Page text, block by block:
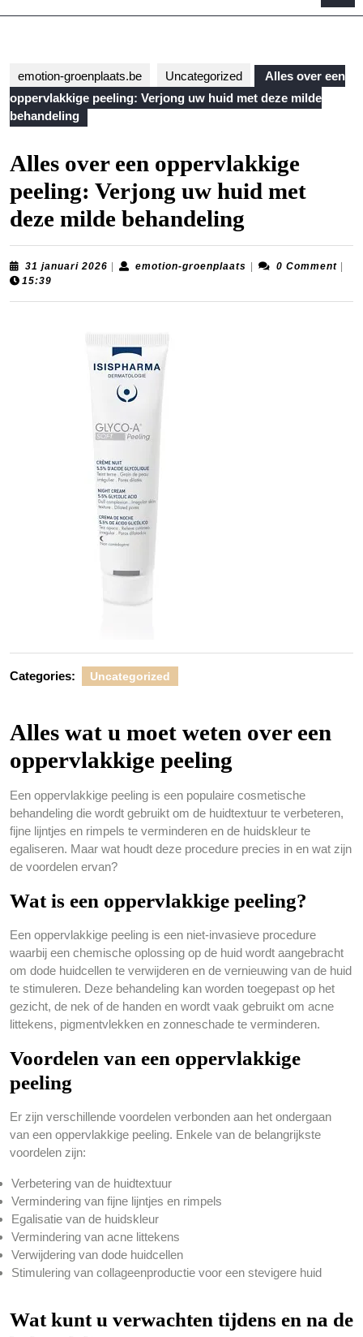
emotion-groenplaats.be Uncategorized
Alles over een
oppervlakkige peeling: Verjong uw huid met deze milde
behandeling
Alles over een oppervlakkige
peeling: Verjong uw huid met
deze milde behandeling
31 januari 2026 31
emotion-groenplaats emotion-0 Comment
15:39
Categories: Uncategorized
Alles wat u moet weten over een
oppervlakkige peeling
Een oppervlakkige peeling is een populaire cosmetische
behandeling die wordt gebruikt om de huidtextuur te verbeteren,
fijne lijntjes en rimpels te verminderen en de huidskleur te
egaliseren. Maar wat houdt deze procedure precies in en wat zijn
de voordelen ervan?
Wat is een oppervlakkige peeling?
Een oppervlakkige peeling is een niet-invasieve procedure
waarbij een chemische oplossing op de huid wordt aangebracht
om dode huidcellen te verwijderen en de vernieuwing van de huid
te stimuleren. Deze behandeling kan worden toegepast op het
gezicht, de nek of de handen en wordt vaak gebruikt om acne
littekens, pigmentvlekken en zonneschade te verminderen.
Voordelen van een oppervlakkige
peeling
Er zijn verschillende voordelen verbonden aan het ondergaan
van een oppervlakkige peeling. Enkele van de belangrijkste
voordelen zijn:
Verbetering van de huidtextuur
Vermindering van fijne lijntjes en rimpels
Egalisatie van de huidskleur
Vermindering van acne littekens
Verwijdering van dode huidcellen
Stimulering van collageenproductie voor een stevigere huid
Wat kunt u verwachten tijdens en na de